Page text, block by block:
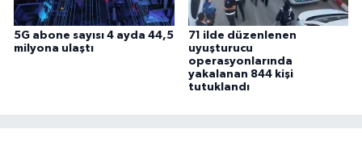
5G abone sayısı 4 ayda 44,5
milyona ulaştı
71 ilde düzenlenen
uyuşturucu
operasyonlarında
yakalanan 844 kişi
tutuklandı